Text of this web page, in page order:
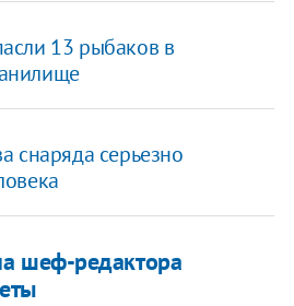
13 рыбаков в
снаряда серьезно
шеф-редактора